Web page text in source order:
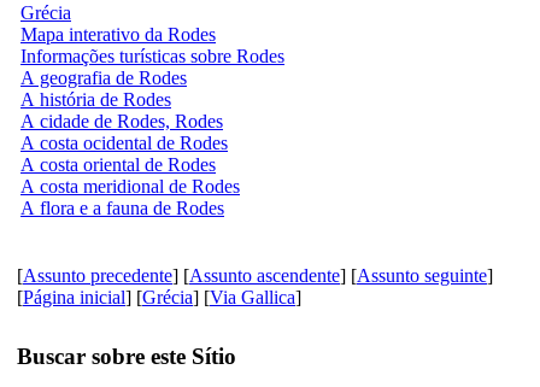
Grécia
Mapa interativo da Rodes
Informações turísticas sobre Rodes
A geografia de Rodes
A história de Rodes
A cidade de Rodes, Rodes
A costa ocidental de Rodes
A costa oriental de Rodes
A costa meridional de Rodes
A flora e a fauna de Rodes
[Assunto precedente] [Assunto ascendente] [Assunto seguinte]
[Página inicial] [Grécia] [Via Gallica]
Buscar sobre este Sítio